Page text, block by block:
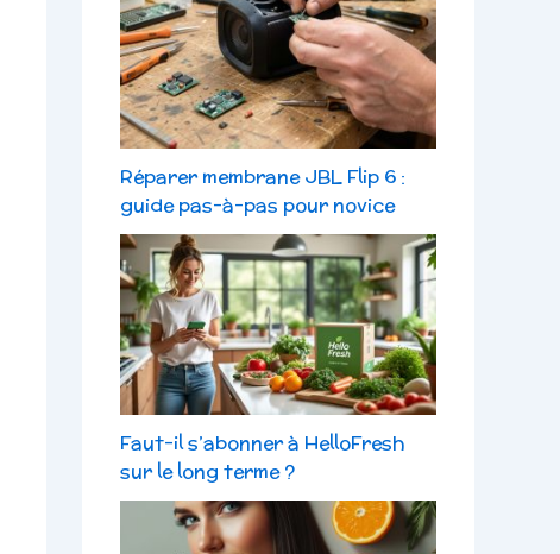
Réparer membrane JBL Flip 6 :
guide pas-à-pas pour novice
Faut-il s’abonner à HelloFresh
sur le long terme ?